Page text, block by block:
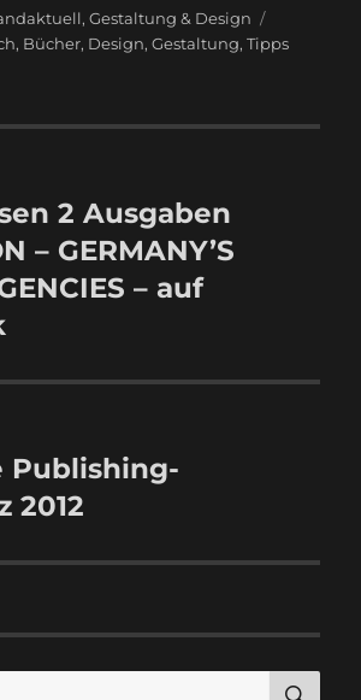
,Gestaltung & Design
, Bücher, Design,Gestaltung,Tipps
2 Ausgaben
– GERMANY’S
– auf
Publishing-
2012